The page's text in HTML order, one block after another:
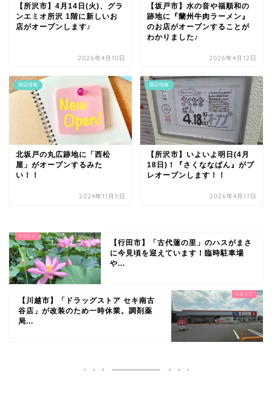
【所沢市】4月14日(火)、グラ
ンエミオ所沢 1階に新しいお
店がオープンします♪
2026年4月10日
【坂戸市】水の音や福順和の
跡地に『蘭州牛肉ラーメン』
のお店がオープンすることが
わかりました♪
2026年4月12日
開店情報
北坂戸の丸広跡地に「西松
屋」がオープンするみた
い！！
2024年11月5日
開店情報
【所沢市】いよいよ明日(4月
18日)！『さくななぱん』がプ
レオープンします！！
2026年4月17日
【行田市】「古代蓮の里」のハスがまさ
に今見頃を迎えています！臨時駐車場
や...
【川越市】「ドラッグストア セキ南古
谷店」が改装のため一時休業。調剤薬
局...